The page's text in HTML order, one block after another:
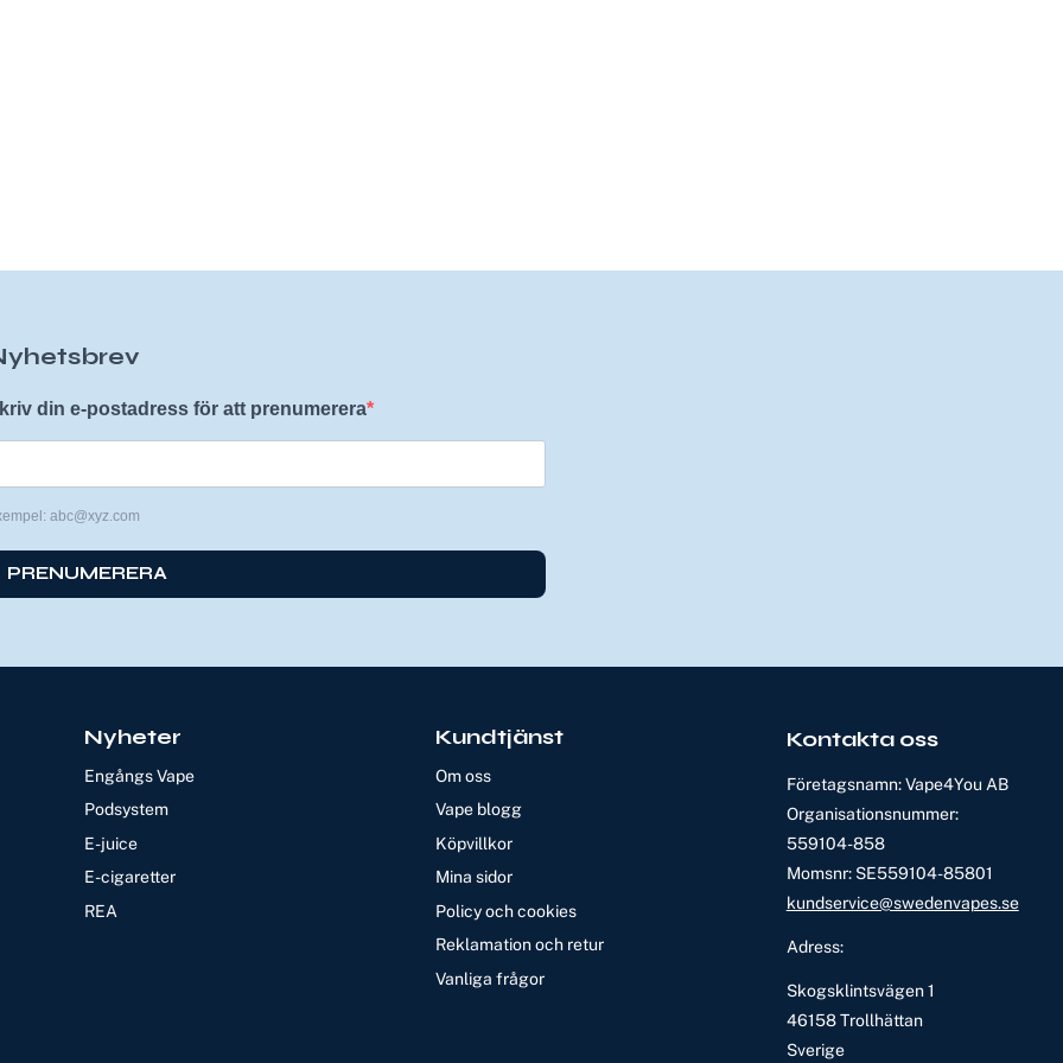
din e-postadress för att prenumerera
abc@xyz.com
PRENUMERERA
Nyheter
Engångs Vape
Podsystem
E-juice
E-cigaretter
REA
Kundtjänst
Om oss
Vape blogg
Köpvillkor
Mina sidor
Policy och cookies
Reklamation och retur
Vanliga frågor
Kontakta oss
Företagsnamn: Vape4You AB
Organisationsnummer:
559104-858
Momsnr: SE559104-85801
kundservice@swedenvapes.se
Adress:
Skogsklintsvägen 1
46158 Trollhättan
Sverige